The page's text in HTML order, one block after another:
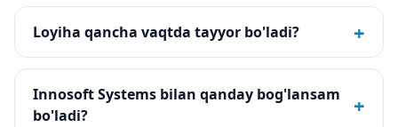
Loyiha qancha vaqtda tayyor bo'ladi? +
Innosoft Systems bilan qanday bog'lansam
bo'ladi?
+